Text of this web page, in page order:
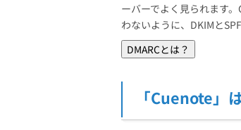
ーバーでよく見られます
わないように、DKIMと
DMARCとは？
「Cuenote」